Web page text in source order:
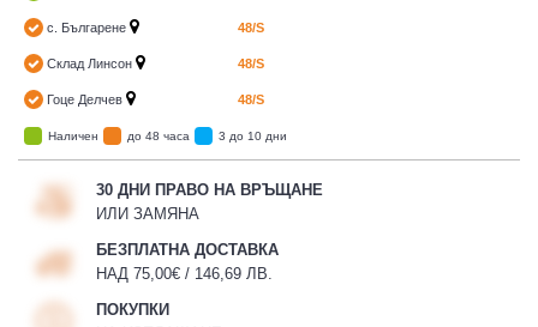
с. Българене 48/S
Склад Линсон 48/S
Гоце Делчев 48/S
Наличен до 48 часа 3 до 10 дни
30 ДНИ ПРАВО НА ВРЪЩАНЕ
ИЛИ ЗАМЯНА
БЕЗПЛАТНА ДОСТАВКА
НАД 75,00€ / 146,69 ЛВ.
ПОКУПКИ